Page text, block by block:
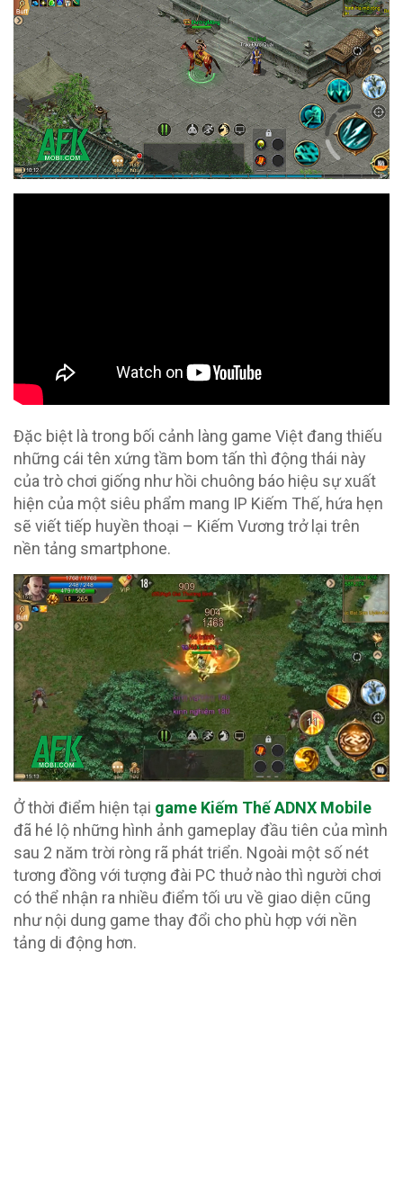
Đặc biệt là trong bối cảnh làng game Việt đang thiếu
những cái tên xứng tầm bom tấn thì động thái này
của trò chơi giống như hồi chuông báo hiệu sự xuất
hiện của một siêu phẩm mang IP Kiếm Thế, hứa hẹn
sẽ viết tiếp huyền thoại – Kiếm Vương trở lại trên
nền tảng smartphone.
Ở thời điểm hiện tại game Kiếm Thế ADNX Mobile
đã hé lộ những hình ảnh gameplay đầu tiên của mình
sau 2 năm trời ròng rã phát triển. Ngoài một số nét
tương đồng với tượng đài PC thuở nào thì người chơi
có thể nhận ra nhiều điểm tối ưu về giao diện cũng
như nội dung game thay đổi cho phù hợp với nền
tảng di động hơn.